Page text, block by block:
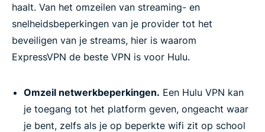
haalt. Van het omzeilen van streaming- en
snelheidsbeperkingen van je provider tot het
beveiligen van je streams, hier is waarom
ExpressVPN de beste VPN is voor Hulu.
Omzeil netwerkbeperkingen. Een Hulu VPN kan
je toegang tot het platform geven, ongeacht waar
je bent, zelfs als je op beperkte wifi zit op school